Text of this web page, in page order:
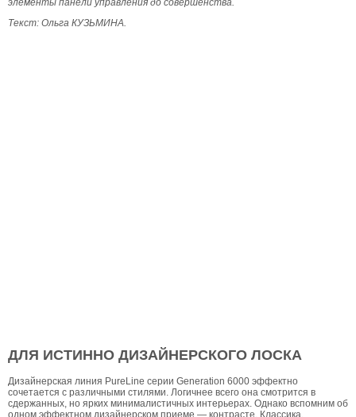
элементы панели управления до совершенства.
Текст: Ольга КУЗЬМИНА.
ДЛЯ ИСТИННО ДИЗАЙНЕРСКОГО ЛОСКА
Дизайнерская линия PureLine серии Generation 6000 эффектно
сочетается с различными стилями. Логичнее всего она смотрится в
сдержанных, но ярких минималистичных интерьерах. Однако вспомним об
одном эффектном дизайнерском приеме — контрасте. Классика,